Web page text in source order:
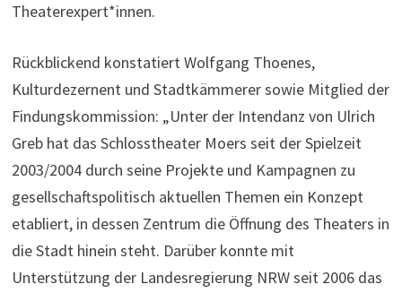
Theaterexpert*innen.
Rückblickend konstatiert Wolfgang Thoenes,
Kulturdezernent und Stadtkämmerer sowie Mitglied der
Findungskommission: „Unter der Intendanz von Ulrich
Greb hat das Schlosstheater Moers seit der Spielzeit
2003/2004 durch seine Projekte und Kampagnen zu
gesellschaftspolitisch aktuellen Themen ein Konzept
etabliert, in dessen Zentrum die Öffnung des Theaters in
die Stadt hinein steht. Darüber konnte mit
Unterstützung der Landesregierung NRW seit 2006 das